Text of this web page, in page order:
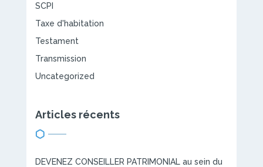
SCPI
Taxe d'habitation
Testament
Transmission
Uncategorized
Articles récents
DEVENEZ CONSEILLER PATRIMONIAL au sein du